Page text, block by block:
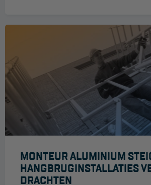
Industrie
KEURING
Keuring en Inspectie
Ladders en trappen
Steigers
Valbeveiliging
Reparatie en onderhoud
MONTEUR ALUMINIUM
HANGBRUGINSTALLATIES
DRACHTEN